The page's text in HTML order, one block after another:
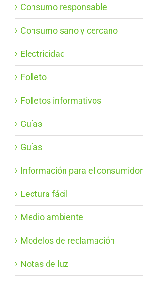
Consumo responsable
Consumo sano y cercano
Electricidad
Folleto
Folletos informativos
Guías
Guías
Información para el consumidor
Lectura fácil
Medio ambiente
Modelos de reclamación
Notas de luz